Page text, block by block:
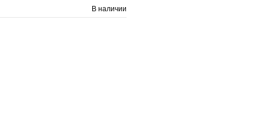
В наличии